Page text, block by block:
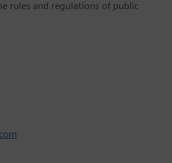
rules and regulations of public